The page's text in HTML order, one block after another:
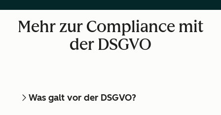
Mehr zur Compliance mit
der DSGVO
Was galt vor der DSGVO?